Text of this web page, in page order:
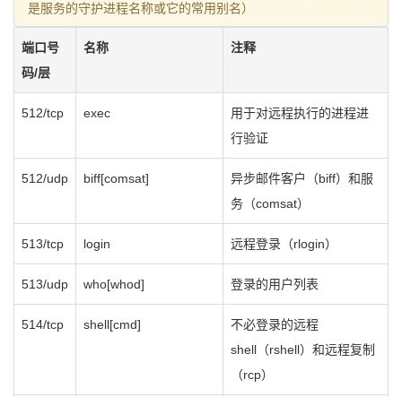
是服务的守护进程名称或它的常用别名）
端口号
码/层
名称 注释
512/tcp exec
用于对远程执行的进程进
行验证
512/udp biff[comsat]
异步邮件客户（biff）和服
务（comsat）
513/tcp login 远程登录（rlogin）
513/udp who[whod] 登录的用户列表
514/tcp shell[cmd]
不必登录的远程
shell（rshell）和远程复制
（rcp）